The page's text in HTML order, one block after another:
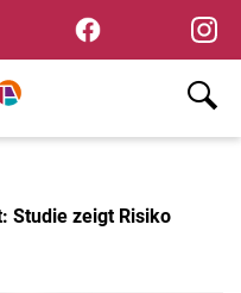
Studie zeigt Risiko
×